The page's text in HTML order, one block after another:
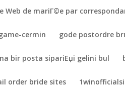
Web de mariГ©e par
cermin gode postordre
bir posta sipariЕџi gelini bul
order bride sites